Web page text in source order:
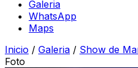
Galeria
WhatsApp
Maps
Inicio / Galeria / Show de
Foto